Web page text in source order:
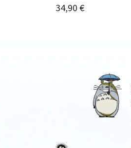
Precio
34,90 €